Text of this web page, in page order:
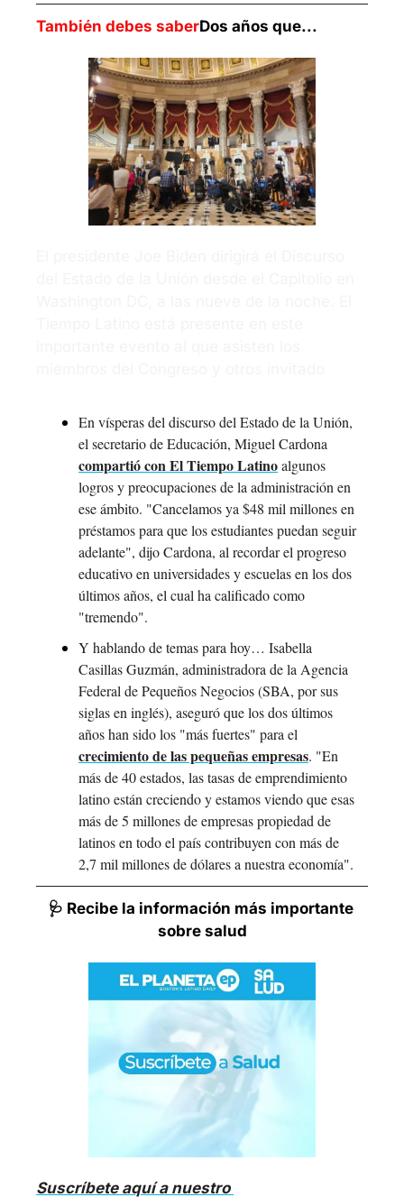
También debes saberDos años que...
En vísperas del discurso del Estado de la Unión,
compartió con El Tiempo Latino algunos
logros y preocupaciones de la administración en
ese ámbito. "Cancelamos ya $48 mil millones en
préstamos para que los estudiantes puedan seguir
adelante", dijo Cardona, al recordar el progreso
educativo en universidades y escuelas en los dos
últimos años, el cual ha calificado como
"tremendo".
Y hablando de temas para hoy… Isabella
Casillas Guzmán, administradora de la Agencia
Federal de Pequeños Negocios (SBA, por sus
siglas en inglés), aseguró que los dos últimos
crecimiento de las pequeñas empresas. "En
más de 40 estados, las tasas de emprendimiento
latino están creciendo y estamos viendo que esas
más de 5 millones de empresas propiedad de
latinos en todo el país contribuyen con más de
2,7 mil millones de dólares a nuestra economía".
🩺 Recibe la información más importante
sobre salud
Suscríbete aquí a nuestro